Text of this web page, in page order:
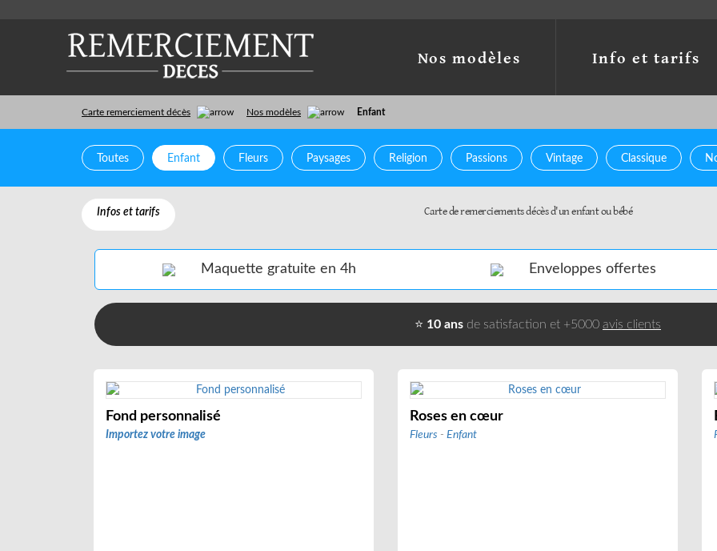
Nos modèles Info et tarifs
Carte remerciement décès Nos modèles Enfant
Toutes Enfant Fleurs Paysages Religion Passions Vintage Classique
Géographie
Infos et tarifs
Carte de remerciements décès d'un enfant ou bébé
Maquette gratuite en 4h Enveloppes offertes
⭐ 10 ans de satisfaction et +5000 avis clients
Fond personnalisé
Importez votre image
Roses en cœur
Fleurs - Enfant